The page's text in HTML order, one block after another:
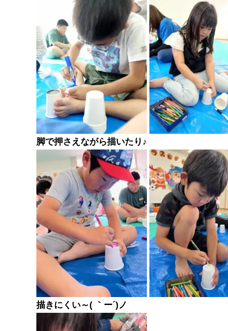
脚で押さえながら描いたり♪
描きにくい～( ｀ー´)ノ